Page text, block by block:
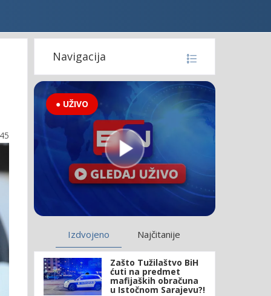
Navigacija
● UŽIVO
Izdvojeno Najčitanije
Zašto Tužilaštvo BiH
ćuti na predmet
mafijaških obračuna
u Istočnom Sarajevu?!